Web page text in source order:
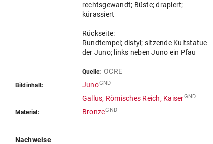
rechtsgewandt; Büste; drapiert;
kürassiert
Rückseite:
Rundtempel; distyl; sitzende Kultstatue
der Juno; links neben Juno ein Pfau
Quelle: OCRE
Bildinhalt: JunoGND
Gallus, Römisches Reich, KaiserGND
Material: BronzeGND
Nachweise